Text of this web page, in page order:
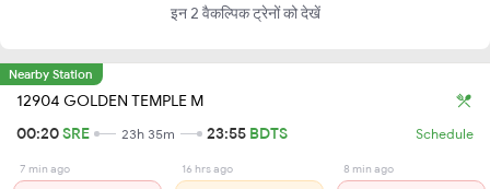
इन 2 वैकल्पिक ट्रेनों को देखें
Nearby Station
12904 GOLDEN TEMPLE M
00:20SRE 23h 35m 23:55 BDTS Schedule
7 min ago 16 hrs ago 8 min ago